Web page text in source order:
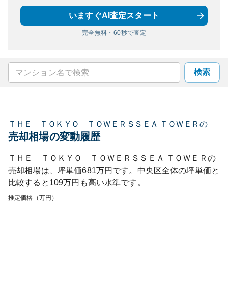
いますぐAI査定スタート
完全無料・60秒で査定
検索
ＴＨＥ ＴＯＫＹＯ ＴＯＷＥＲＳＳＥＡ ＴＯＷＥＲ の
売却相場の変動履歴
ＴＨＥ ＴＯＫＹＯ ＴＯＷＥＲＳＳＥＡ ＴＯＷＥＲ の
売却相場は、坪単価681万円です。 中央区全体の坪単価と
比較すると 109万円も高い水準です。
推定価格（万円）